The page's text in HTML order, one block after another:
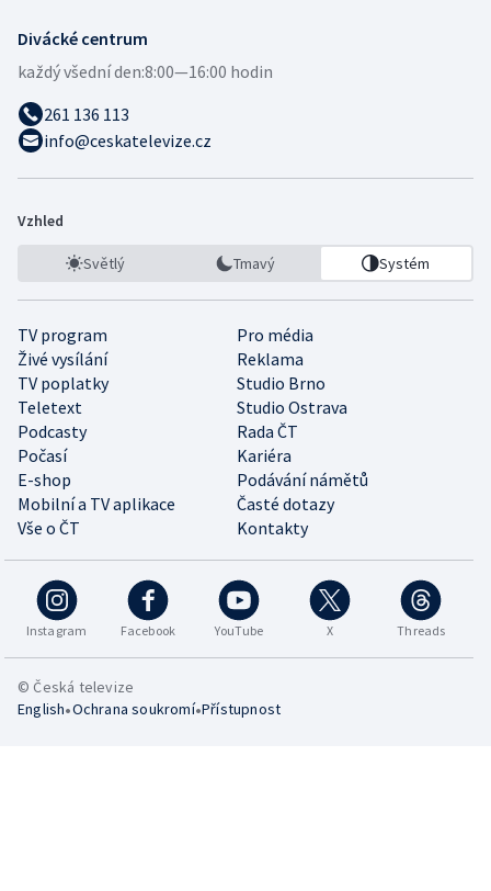
Divácké centrum
každý všední den:8:00—16:00 hodin
261 136 113
info@ceskatelevize.cz
Vzhled
Světlý Tmavý Systém
TV program
Pro média
Živé vysílání
Reklama
TV poplatky
Studio Brno
Teletext
Studio Ostrava
Podcasty
Rada ČT
Počasí
Kariéra
E-shop
Podávání námětů
Mobilní a TV aplikace
Časté dotazy
Vše o ČT
Kontakty
Instagram Facebook YouTube X Threads
© Česká televize
English•Ochrana soukromí•Přístupnost